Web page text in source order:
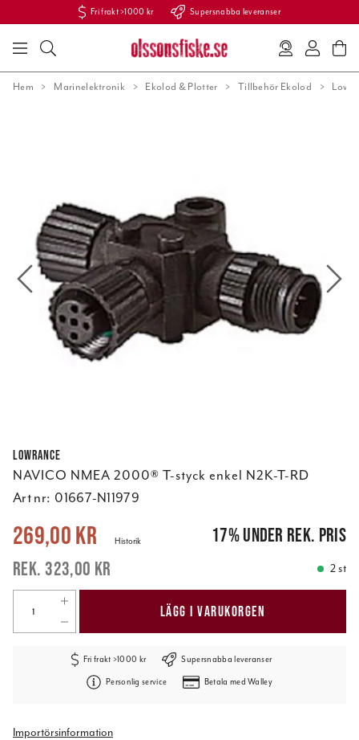
Fri frakt >1000 kr Supersnabba leveranser
Hem Marinelektronik Ekolod & Plotter Tillbehör Ekolod
Lowrance
NAVICO NMEA 2000® T-styck enkel N2K-T-RD
Art nr: 01667-N11979
Nuvarande pris:269,00 kr 323,00 kr
269,00 kr
323,00 kr
Historik 17%under rek. pris
2 st
LÄGG I VARUKORGEN
Fri frakt >1000 kr Supersnabba leveranser
Personlig service Betala med Walley
Importörsinformation